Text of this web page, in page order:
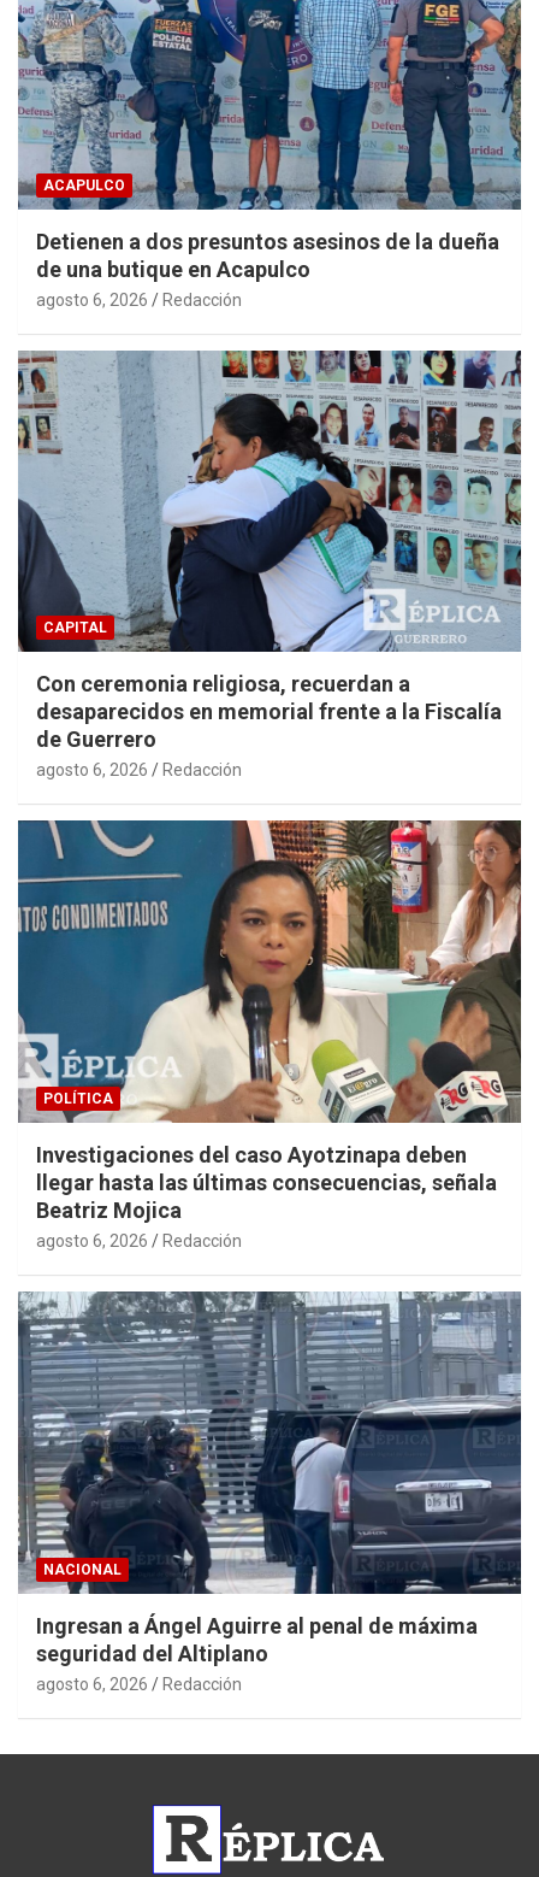
ACAPULCO
Detienen a dos presuntos asesinos de la dueña
de una butique en Acapulco
agosto 6, 2026 Redacción
CAPITAL
Con ceremonia religiosa, recuerdan a
desaparecidos en memorial frente a la Fiscalía
de Guerrero
agosto 6, 2026 Redacción
POLÍTICA
Investigaciones del caso Ayotzinapa deben
llegar hasta las últimas consecuencias, señala
Beatriz Mojica
agosto 6, 2026 Redacción
NACIONAL
Ingresan a Ángel Aguirre al penal de máxima
seguridad del Altiplano
agosto 6, 2026 Redacción